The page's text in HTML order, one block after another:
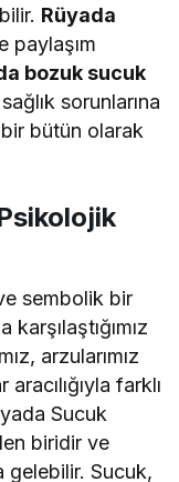
Rüyada
paylaşım
bozuk sucuk
sorunlarına
bütün olarak
sembolik bir
karşılaştığımız
arzularımız
aracılığıyla farklı
Sucuk
biridir ve
gelebilir. Sucuk,